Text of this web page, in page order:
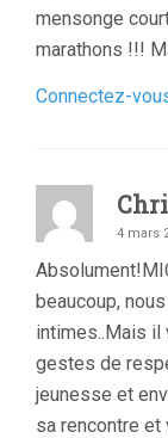
mensonge
marathons !!!
Connectez-
4 mars
beaucoup,
intimes..Mais il
gestes de
jeunesse et
sa rencontre